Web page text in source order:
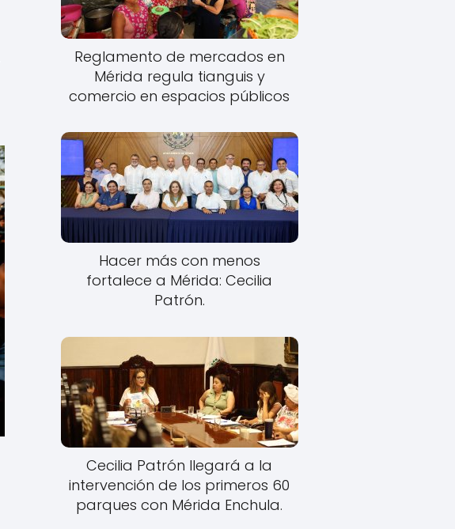
Reglamento de mercados en
Mérida regula tianguis y
comercio en espacios públicos
Hacer más con menos
fortalece a Mérida: Cecilia
Patrón.
Cecilia Patrón llegará a la
intervención de los primeros 60
parques con Mérida Enchula.